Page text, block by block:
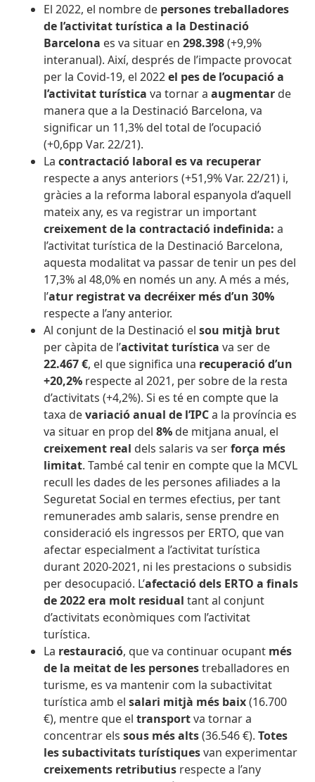
El 2022, el nombre de persones treballadores
de l’activitat turística a la Destinació
Barcelona es va situar en 298.398(+9,9%
interanual). Així, després de l’impacte provocat
per la Covid-19, el 2022el pes de l’ocupació a
l’activitat turísticava tornar aaugmentar de
manera que a la Destinació Barcelona, va
significar un 11,3% del total de l’ocupació
(+0,6pp Var. 22/21).
La contractació laboral es va recuperar
respecte a anys anteriors (+51,9% Var. 22/21) i,
gràcies a la reforma laboral espanyola d’aquell
mateix any, es va registrar un important
creixement de la contractació indefinida:a
l’activitat turística de la Destinació Barcelona,
aquesta modalitat va passar de tenir un pes del
17,3% al 48,0% en només un any. A més a més,
l’atur registrat va decréixer més d’un 30%
respecte a l’any anterior.
Al conjunt de la Destinació elsou mitjà brut
per càpita de l’activitat turística va ser de
22.467 €, el que significa una recuperació d’un
+20,2% respecte al 2021, per sobre de la resta
d’activitats (+4,2%). Si es té en compte que la
taxa devariació anual de l’IPCa la província es
va situar en prop del8% de mitjana anual, el
creixement real dels salaris va serforça més
limitat. També cal tenir en compte que la MCVL
recull les dades de les persones afiliades a la
Seguretat Social en termes efectius, per tant
remunerades amb salaris, sense prendre en
consideració els ingressos per ERTO, que van
afectar especialment a l’activitat turística
durant 2020-2021, ni les prestacions o subsidis
per desocupació. L’afectació dels ERTO a finals
de 2022 era molt residualtant al conjunt
d’activitats econòmiques com l’activitat
turística.
La restauració, que va continuar ocupant més
de la meitat de les personestreballadores en
turisme, es va mantenir com la subactivitat
turística amb elsalari mitjà més baix(16.700
€), mentre que eltransportva tornar a
concentrar elssous més alts(36.546 €).Totes
les subactivitats turístiquesvan experimentar
creixements retributius respecte a l’any